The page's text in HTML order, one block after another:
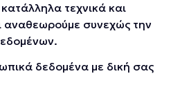
τεχνικά και
αναθεωρούμε συνεχώς την
δεδομένα με δική σας